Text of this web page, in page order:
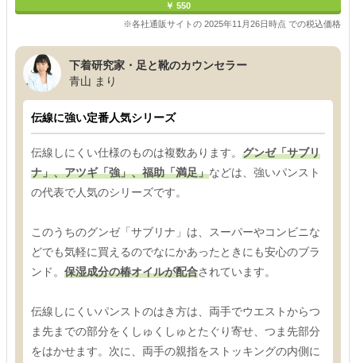
￥ 550
※各社通販サイトの 2025年11月26日時点 での税込価格
下着研究家・足と靴のカウンセラー
青山 まり
伝線に強い定番人気シリーズ
伝線しにくい仕様のものは複数あります。 グンゼ「サブリ
ナ」、アツギ「強」、福助「満足」などは、強いパンスト
の代表で人気のシリーズです。
このうちのグンゼ「サブリナ」は、スーパーやコンビニな
どでも気軽に買えるのでなにかあったときにも安心のブラ
ンド。 保湿成分の椿オイルが配合されています。
伝線しにくいパンストのはき方は、両手でウエストからつ
ま先までの部分をくしゅくしゅとたぐり寄せ、つま先部分
をはかせます。次に、両手の親指をストッキングの内側に